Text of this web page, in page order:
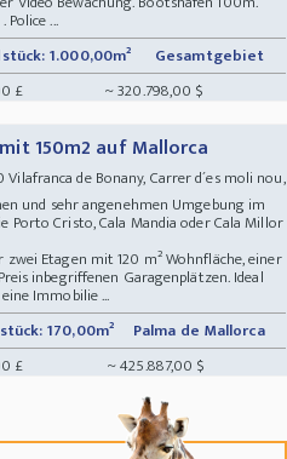
...
1.000,00m²
Gesamtgebiet
£ ~ 320.798,00 $
150m2 auf Mallorca
de Bonany, Carrer d´es moli nou,
und sehr angenehmen Umgebung im
Cristo, Cala Mandia oder Cala Millor
Etagen mit 120 m² Wohnfläche, einer
inbegriffenen Garagenplätzen. Ideal
Immobilie ...
170,00m²
Palma de Mallorca
£ ~ 425.887,00 $